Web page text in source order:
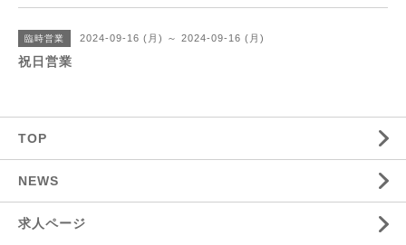
臨時営業 2024-09-16 (月) ～ 2024-09-16 (月)
祝日営業
TOP
NEWS
求人ページ